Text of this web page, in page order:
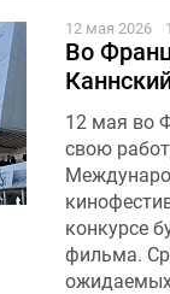
12 мая 2026
Во
12 мая во
свою
конкурсе
фильма.